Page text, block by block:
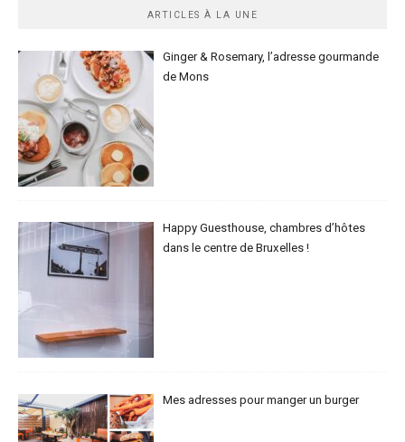
ARTICLES À LA UNE
Ginger & Rosemary, l’adresse gourmande
de Mons
Happy Guesthouse, chambres d’hôtes
dans le centre de Bruxelles !
Mes adresses pour manger un burger